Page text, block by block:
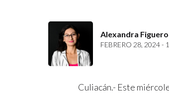
Alexandra
FEBRERO 28, 2024 -
Culiacán.- Este